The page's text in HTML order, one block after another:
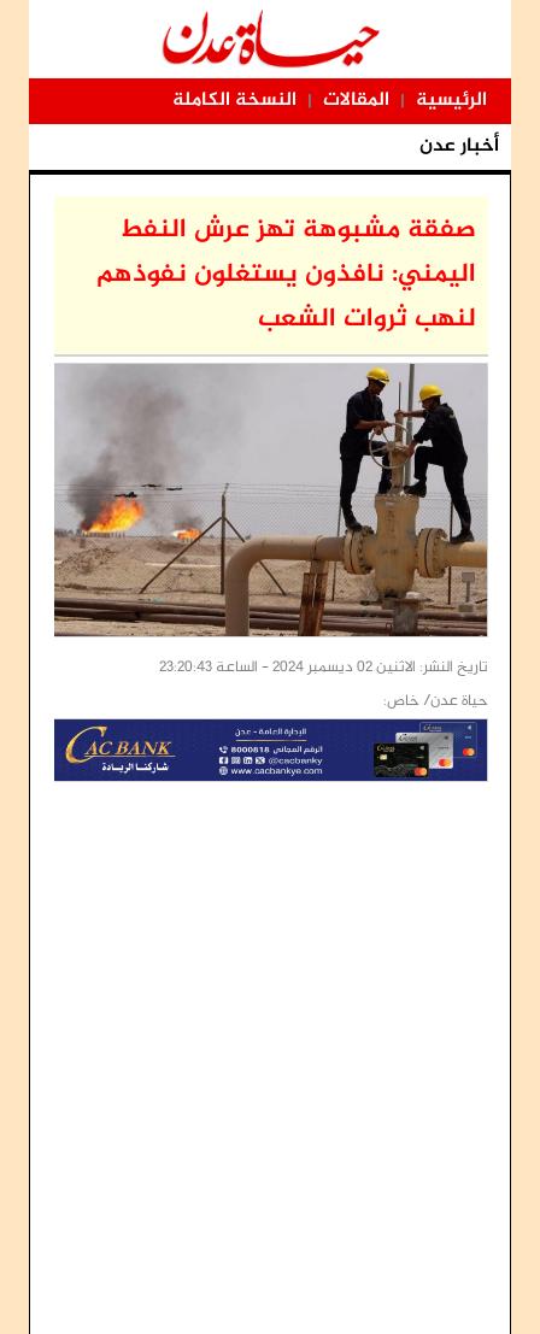
الرئيسية | المقالات | النسخة الكاملة
أخبار عدن
صفقة مشبوهة تهز عرش النفط
اليمني: نافذون يستغلون نفوذهم
لنهب ثروات الشعب
تاريخ النشر: الاثنين 02 ديسمبر 2024 - الساعة 23:20:43
حياة عدن/ خاص: